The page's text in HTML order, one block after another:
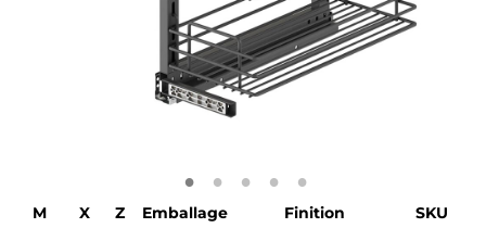
M X Z Emballage Finition
SKU